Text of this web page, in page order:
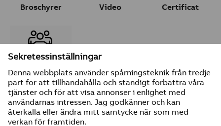
Broschyrer Video Certificat